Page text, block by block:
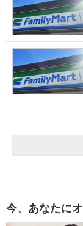
今、あなたに